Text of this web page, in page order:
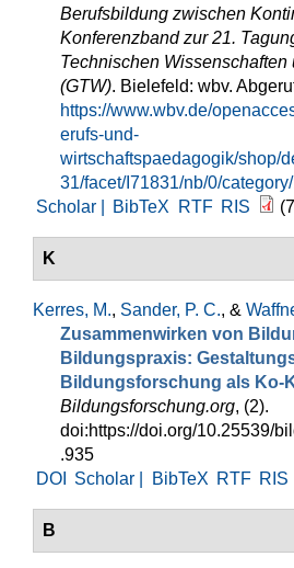
Berufsbildung zwischen
Konferenzband zur 21.
Technischen
(GTW). Bielefeld: wbv.
https://www.wbv.de/
erufs-und-
wirtschaftspaedagogik/shop/
31/facet/I71831/nb/0/
Scholar |
BibTeX RTF RIS
K
Kerres, M., Sander, P. C., &
Zusammenwirken von
Bildungspraxis:
Bildungsforschung als Ko-
Bildungsforschung.org, (2).
doi:https://doi.org/10.25539/
.935
DOI
Scholar | BibTeX RTF RIS
B